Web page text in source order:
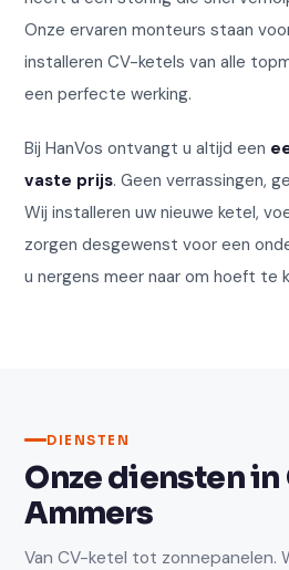
Onze ervaren monteurs staan
installeren CV-ketels van alle
een perfecte werking.
Bij HanVos ontvangt u altijd een
vaste prijs. Geen verrassingen,
Wij installeren uw nieuwe ketel,
zorgen desgewenst voor een
u nergens meer naar om hoeft te
DIENSTEN
Onze diensten
Ammers
Van CV-ketel tot zonnepanelen.